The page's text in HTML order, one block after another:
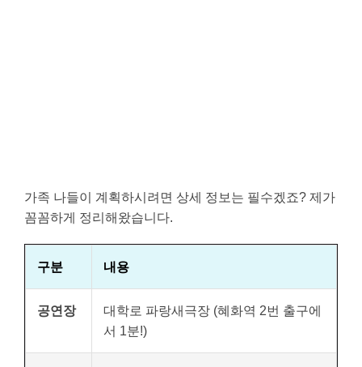
가족 나들이 계획하시려면 상세 정보는 필수겠죠? 제가
꼼꼼하게 정리해왔습니다.
구분 내용
공연장
대학로 파랑새극장 (혜화역 2번 출구에
서 1분!)